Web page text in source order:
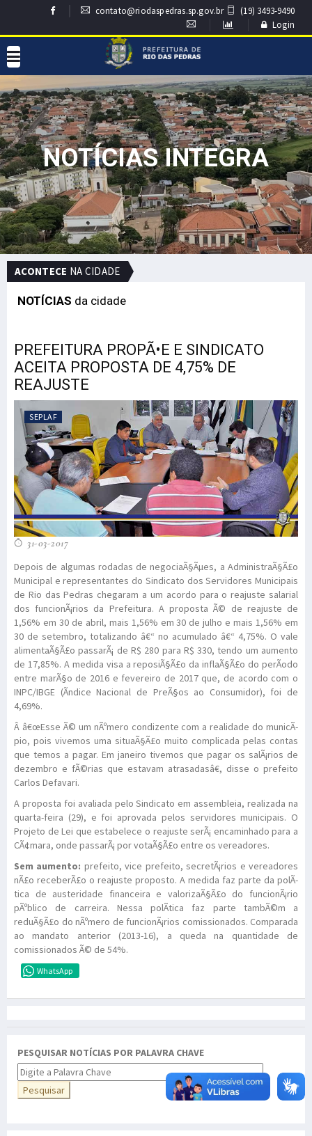
contato@riodaspedras.sp.gov.br
(19) 3493-9490
Login
NOTÍCIAS INTEGRA
ACONTECE NA CIDADE
NOTÍCIAS da cidade
PREFEITURA PROPÃ•E E SINDICATO
ACEITA PROPOSTA DE 4,75% DE
REAJUSTE
SEPLAF
31-03-2017
Depois de algumas rodadas de negociaÃ§Ãµes, a AdministraÃ§Ã£o
Municipal e representantes do Sindicato dos Servidores Municipais
de Rio das Pedras chegaram a um acordo para o reajuste salarial
dos funcionÃ¡rios da Prefeitura. A proposta Ã© de reajuste de
1,56% em 30 de abril, mais 1,56% em 30 de julho e mais 1,56% em
30 de setembro, totalizando â€“ no acumulado â€“ 4,75%. O vale
alimentaÃ§Ã£o passarÃ¡ de R$ 280 para R$ 330, tendo um aumento
de 17,85%. A medida visa a reposiÃ§Ã£o da inflaÃ§Ã£o do perÃ­odo
entre marÃ§o de 2016 e fevereiro de 2017 que, de acordo com o
INPC/IBGE (Ãndice Nacional de PreÃ§os ao Consumidor), foi de
4,69%.
Â â€œEsse Ã© um nÃºmero condizente com a realidade do municÃ­
pio, pois vivemos uma situaÃ§Ã£o muito complicada pelas contas
que temos a pagar. Em janeiro tivemos que pagar os salÃ¡rios de
dezembro e fÃ©rias que estavam atrasadasâ€, disse o prefeito
Carlos Defavari.
A proposta foi avaliada pelo Sindicato em assembleia, realizada na
quarta-feira (29), e foi aprovada pelos servidores municipais. O
Projeto de Lei que estabelece o reajuste serÃ¡ encaminhado para a
CÃ¢mara, onde passarÃ¡ por votaÃ§Ã£o entre os vereadores.
Sem aumento: prefeito, vice prefeito, secretÃ¡rios e vereadores
nÃ£o receberÃ£o o reajuste proposto. A medida faz parte da polÃ­
tica de austeridade financeira e valorizaÃ§Ã£o do funcionÃ¡rio
pÃºblico de carreira. Nessa polÃ­tica faz parte tambÃ©m a
reduÃ§Ã£o do nÃºmero de funcionÃ¡rios comissionados. Comparada
ao mandato anterior (2013-16), a queda na quantidade de
comissionados Ã© de 54%.
WhatsApp
PESQUISAR NOTÍCIAS POR PALAVRA CHAVE